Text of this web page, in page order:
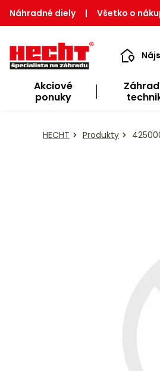
Náhradné diely | Všetko o
Akciové
ponuky
HECHT Produkty